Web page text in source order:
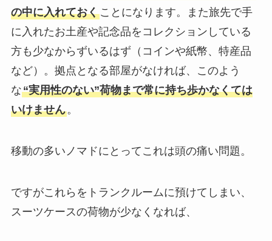
の中に入れておくことになります。また旅先で手
に入れたお土産や記念品をコレクションしている
方も少なからずいるはず（コインや紙幣、特産品
など）。拠点となる部屋がなければ、このよう
な“実用性のない”荷物まで常に持ち歩かなくては
いけません。
移動の多いノマドにとってこれは頭の痛い問題。
ですがこれらをトランクルームに預けてしまい、
スーツケースの荷物が少なくなれば、